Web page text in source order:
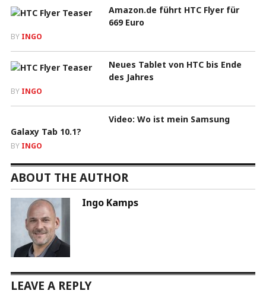
Amazon.de führt HTC Flyer für
669 Euro
BY INGO
Neues Tablet von HTC bis Ende
des Jahres
BY INGO
Video: Wo ist mein Samsung
Galaxy Tab 10.1?
BY INGO
ABOUT THE AUTHOR
Ingo Kamps
LEAVE A REPLY